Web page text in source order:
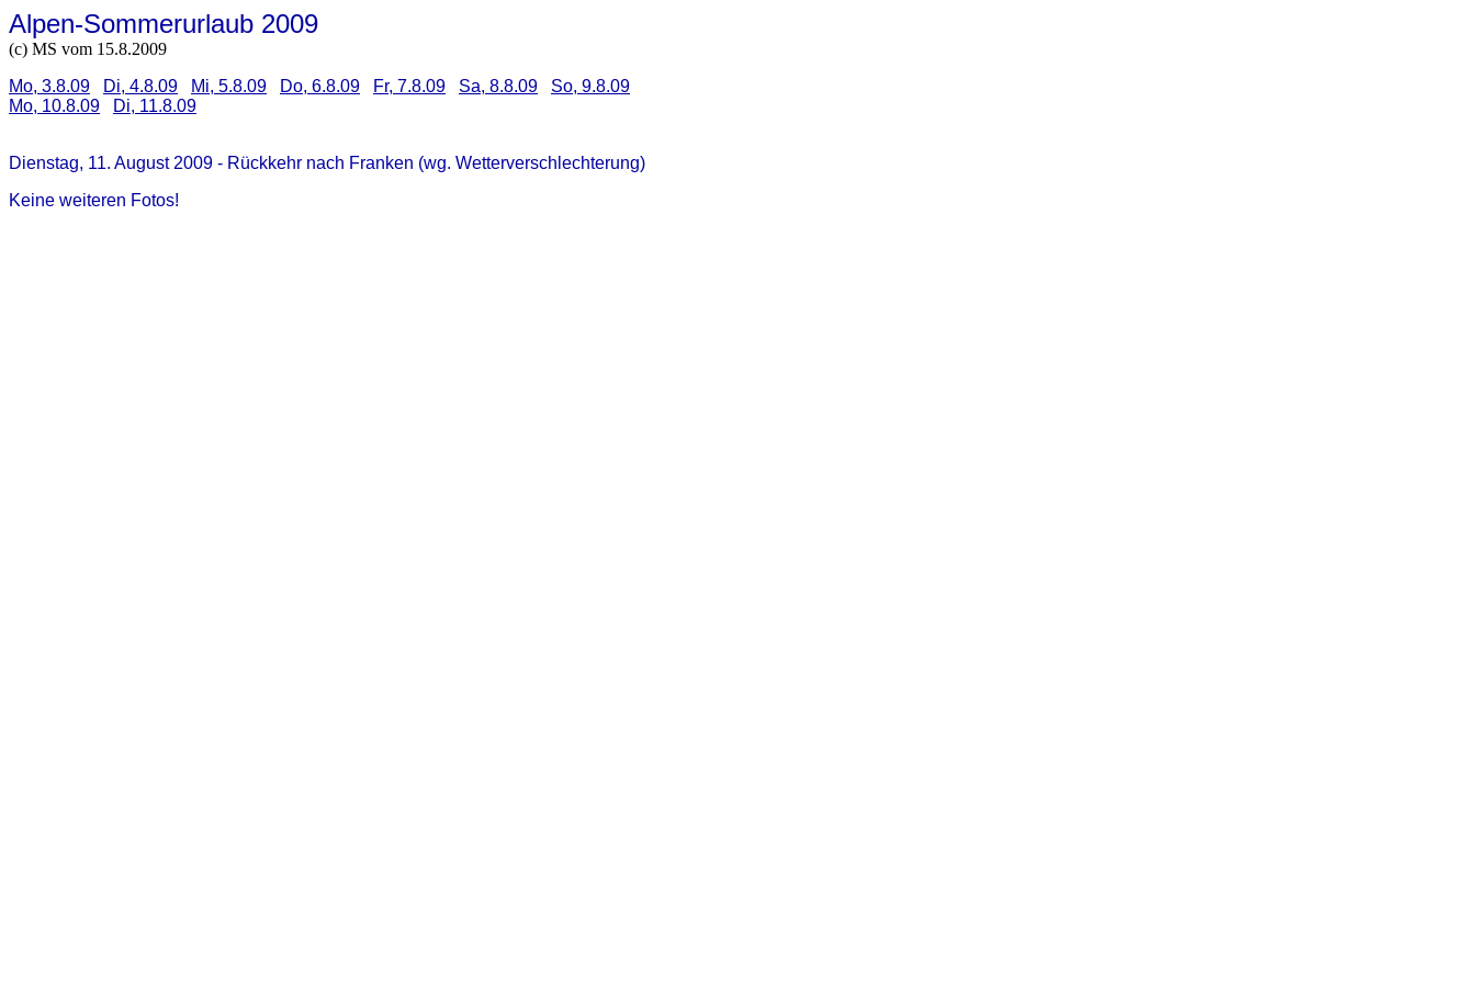
Alpen-Sommerurlaub 2009
(c) MS vom 15.8.2009
Mo, 3.8.09
Di, 4.8.09 Mi, 5.8.09 Do, 6.8.09 Fr, 7.8.09 Sa, 8.8.09
So, 9.8.09
Mo, 10.8.09
Di, 11.8.09
Dienstag, 11. August 2009 - Rückkehr nach Franken (wg. Wetterverschlechterung)
Keine weiteren Fotos!